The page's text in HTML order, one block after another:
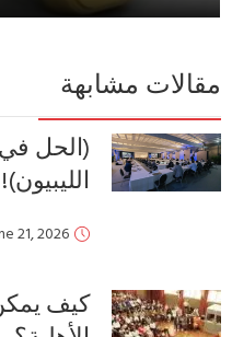
مقالات مشابهة
(الحل
الليبيون)!
21, 2026
كيف